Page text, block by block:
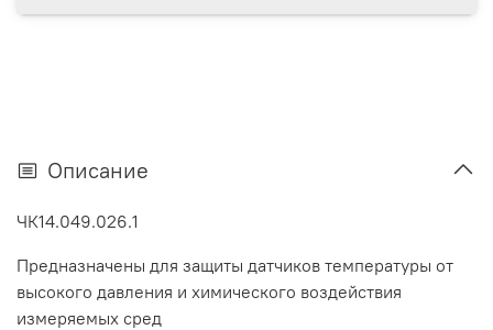
Описание
ЧК14.049.026.1
Предназначены для защиты датчиков температуры от
высокого давления и химического воздействия
измеряемых сред